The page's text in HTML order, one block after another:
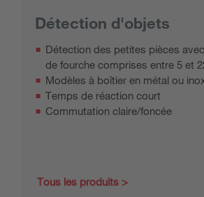
Détection d'objets
Détection des petites pièces
de fourche comprises entre 5 et
Modèles à boîtier en métal ou
Temps de réaction court
Commutation claire/foncée
Tous les produits